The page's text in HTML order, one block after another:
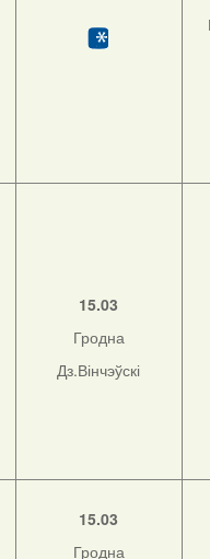
15.03
Гродна
Дз.Вінчэўскі
15.03
Гродна